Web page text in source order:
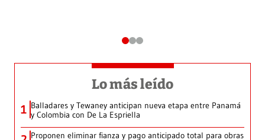
Lo más leído
1 Balladares y Tewaney anticipan nueva etapa entre Panamá
y Colombia con De La Espriella
Proponen eliminar fianza y pago anticipado total para obras